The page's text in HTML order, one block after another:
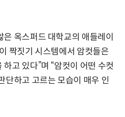
옥스퍼드 대학교의 애들레이
짝짓기 시스템에서 암컷들은
고 있다”며 “암컷이 어떤 수컷
단하고 고르는 모습이 매우 인